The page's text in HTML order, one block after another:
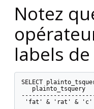
Notez
labels
SELECT
   plainto_tsquery
'fat' & 'rat' & 'c'